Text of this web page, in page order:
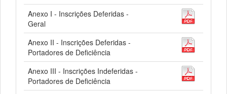
Anexo I - Inscrições Deferidas -
Geral
Anexo II - Inscrições Deferidas -
Portadores de Deficiência
Anexo III - Inscrições Indeferidas -
Portadores de Deficiência